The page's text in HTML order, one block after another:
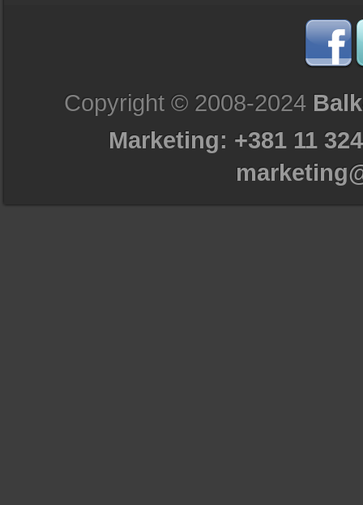
Copyright © 2008-2024
Marketing: +381 11